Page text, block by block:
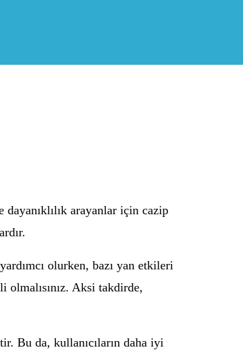
arayanlar için cazip
olurken, bazı yan etkileri
Aksi takdirde,
Bu da, kullanıcıların daha iyi